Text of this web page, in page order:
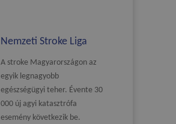
Nemzeti Stroke Liga
A stroke Magyarországon az
egyik legnagyobb
egészségügyi teher. Évente 30
000 új agyi katasztrófa
esemény következik be.